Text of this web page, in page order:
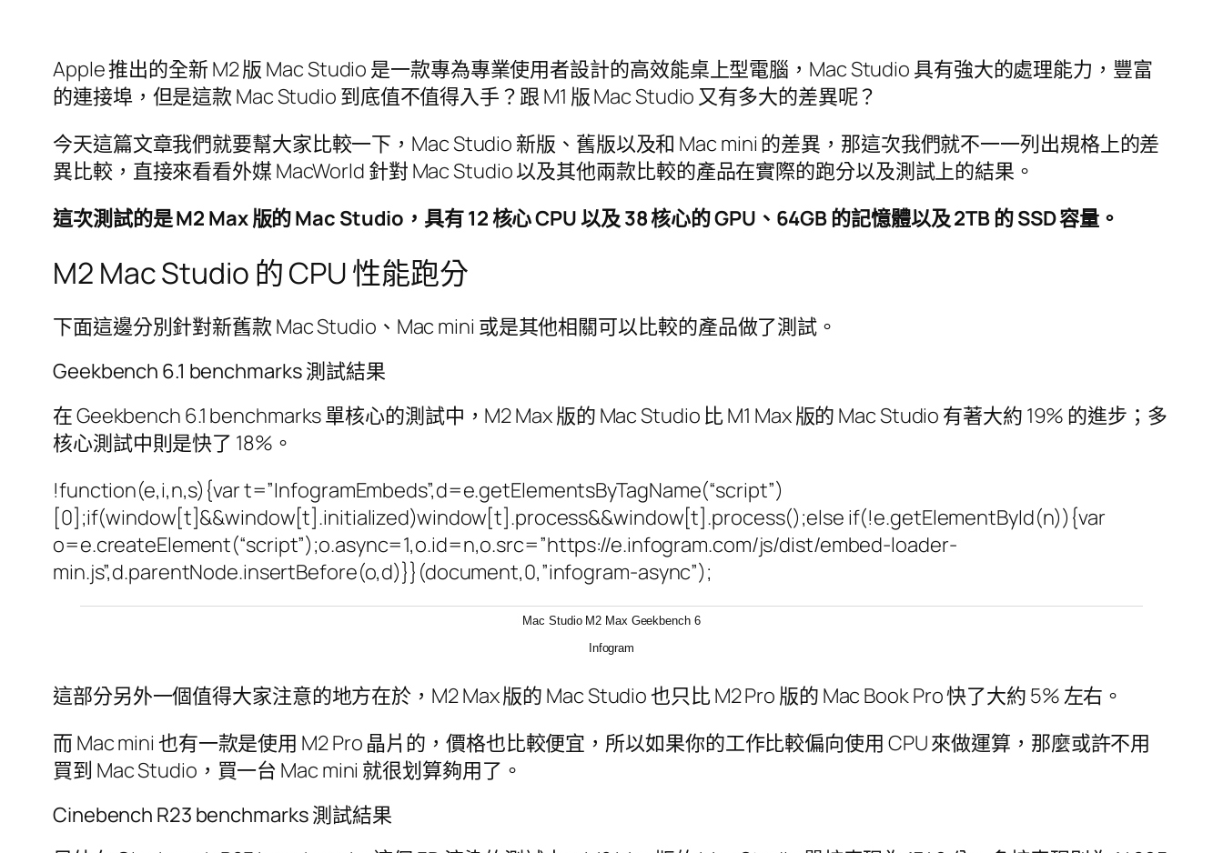
Apple 推出的全新 M2 版 Mac Studio 是一款專為專業使用者設計的高效能桌上型電腦，Mac Studio 具有強大的處理能力，豐富
的連接埠，但是這款 Mac Studio 到底值不值得入手？跟 M1 版 Mac Studio 又有多大的差異呢？
今天這篇文章我們就要幫大家比較一下，Mac Studio 新版、舊版以及和 Mac mini 的差異，那這次我們就不一一列出規格上的差
異比較，直接來看看外媒 MacWorld 針對 Mac Studio 以及其他兩款比較的產品在實際的跑分以及測試上的結果。
這次測試的是 M2 Max 版的 Mac Studio，具有 12 核心 CPU 以及 38 核心的 GPU、64GB 的記憶體以及 2TB 的 SSD 容量。
M2 Mac Studio 的 CPU 性能跑分
下面這邊分別針對新舊款 Mac Studio、Mac mini 或是其他相關可以比較的產品做了測試。
Geekbench 6.1 benchmarks 測試結果
在 Geekbench 6.1 benchmarks 單核心的測試中，M2 Max 版的 Mac Studio 比 M1 Max 版的 Mac Studio 有著大約 19% 的進步；多
核心測試中則是快了 18%。
!function(e,i,n,s){var t=”InfogramEmbeds”,d=e.getElementsByTagName(“script”)
[0];if(window[t]&&window[t].initialized)window[t].process&&window[t].process();else if(!e.getElementById(n)){var
o=e.createElement(“script”);o.async=1,o.id=n,o.src=”https://e.infogram.com/js/dist/embed-loader-
min.js”,d.parentNode.insertBefore(o,d)}}(document,0,”infogram-async”);
Mac Studio M2 Max Geekbench 6
Infogram
這部分另外一個值得大家注意的地方在於，M2 Max 版的 Mac Studio 也只比 M2 Pro 版的 Mac Book Pro 快了大約 5% 左右。
而 Mac mini 也有一款是使用 M2 Pro 晶片的，價格也比較便宜，所以如果你的工作比較偏向使用 CPU 來做運算，那麼或許不用
買到 Mac Studio，買一台 Mac mini 就很划算夠用了。
Cinebench R23 benchmarks 測試結果